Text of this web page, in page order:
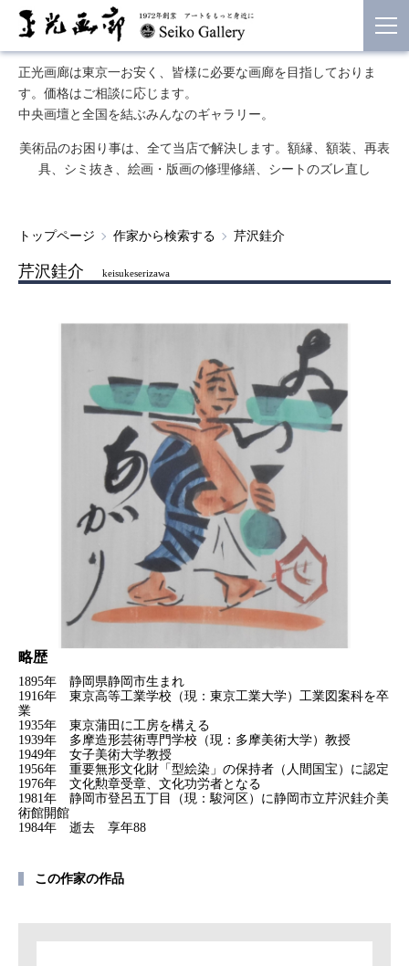
正光画廊は東京一お安く、皆様に必要な画廊を目指しておりま
す。価格はご相談に応じます。
中央画壇と全国を結ぶみんなのギャラリー。
美術品のお困り事は、全て当店で解決します。額縁、額装、再表
具、シミ抜き、絵画・版画の修理修繕、シートのズレ直し
トップページ 作家から検索する 芹沢銈介
芹沢銈介 keisukeserizawa
略歴
1895年 静岡県静岡市生まれ
1916年 東京高等工業学校（現：東京工業大学）工業図案科を卒
業
1935年 東京蒲田に工房を構える
1939年 多摩造形芸術専門学校（現：多摩美術大学）教授
1949年 女子美術大学教授
1956年 重要無形文化財「型絵染」の保持者（人間国宝）に認定
1976年 文化勲章受章、文化功労者となる
1981年 静岡市登呂五丁目（現：駿河区）に静岡市立芹沢銈介美
術館開館
1984年 逝去 享年88
この作家の作品